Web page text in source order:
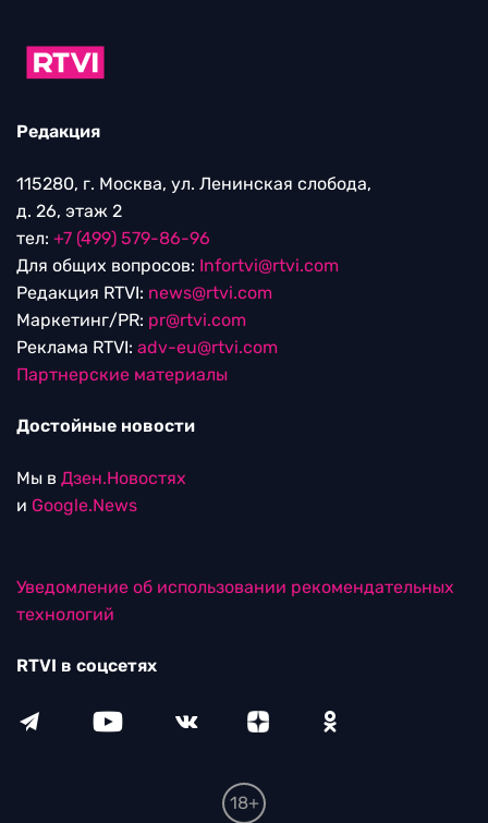
Редакция
115280, г. Москва, ул. Ленинская слобода,
д. 26, этаж 2
тел: +7 (499) 579-86-96
Для общих вопросов: Infortvi@rtvi.com
Редакция RTVI: news@rtvi.com
Маркетинг/PR: pr@rtvi.com
Реклама RTVI: adv-eu@rtvi.com
Партнерские материалы
Достойные новости
Мы в Дзен.Новостях
и Google.News
Уведомление об использовании рекомендательных
технологий
RTVI в соцсетях
18+